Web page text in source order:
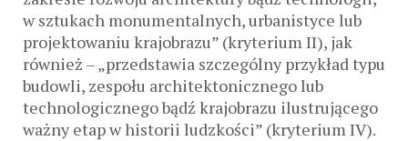
w sztukach monumentalnych, urbanistyce lub
projektowaniu krajobrazu” (kryterium II), jak
również – „przedstawia szczególny przykład typu
budowli, zespołu architektonicznego lub
technologicznego bądź krajobrazu ilustrującego
ważny etap w historii ludzkości” (kryterium IV).